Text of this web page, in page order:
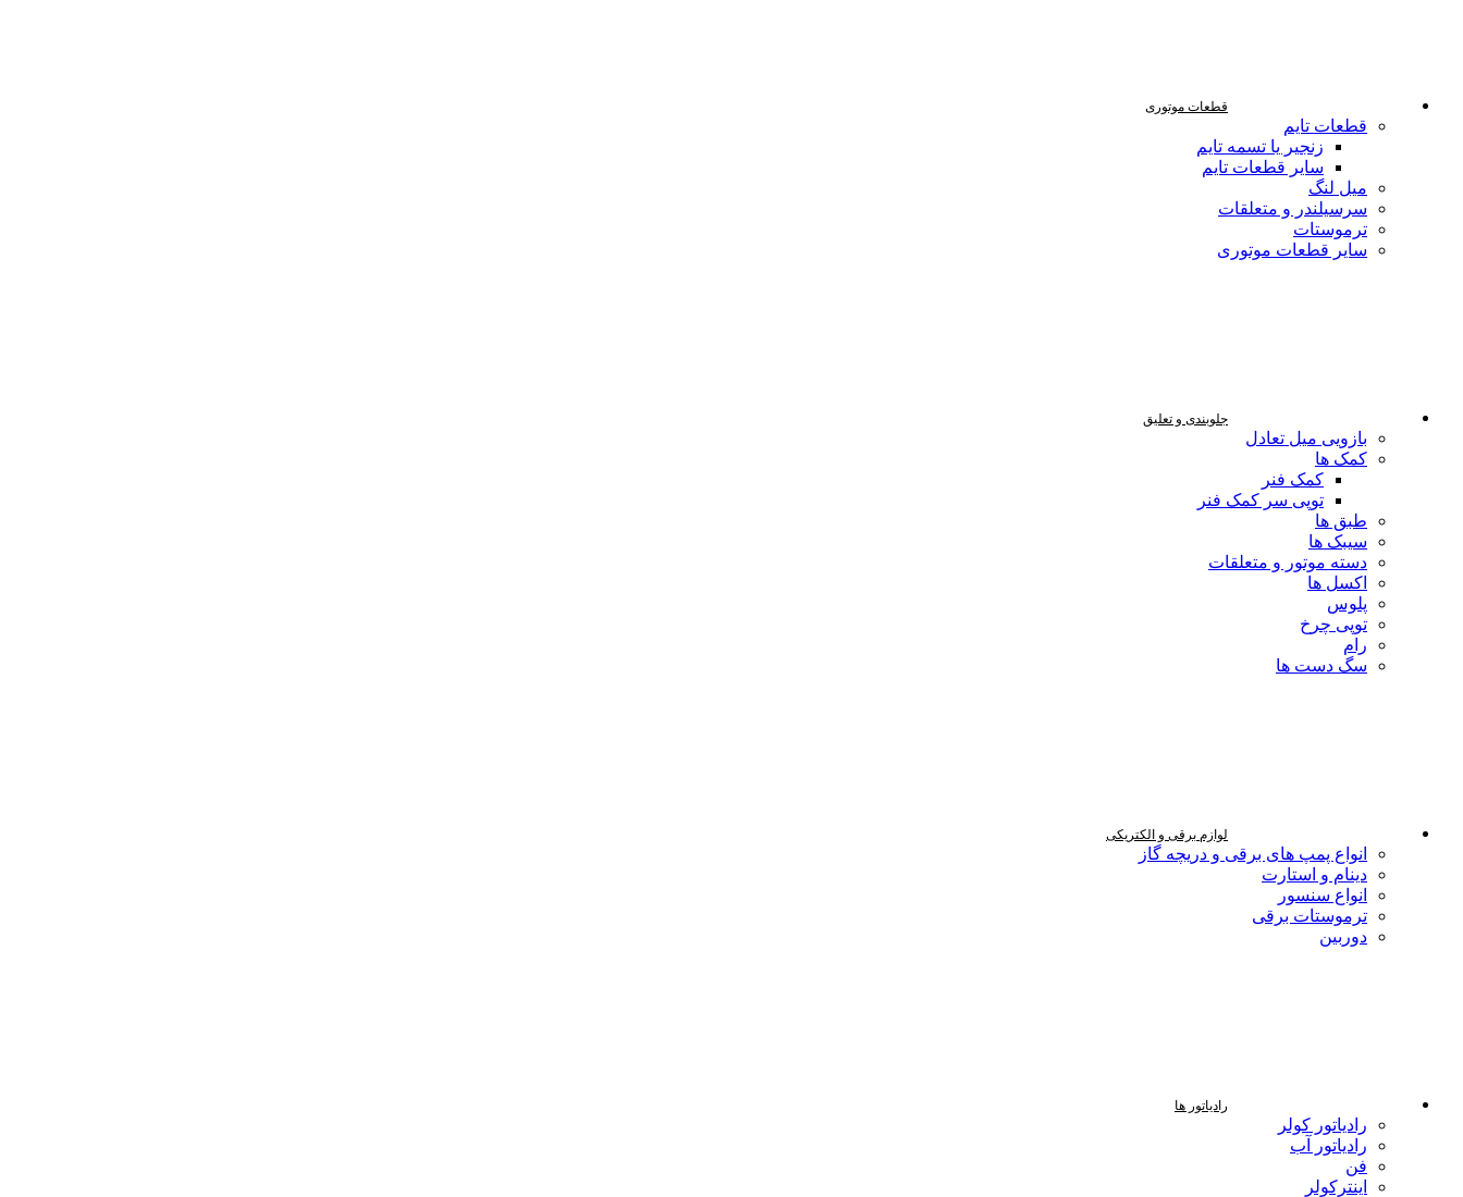
قطعات موتوری
قطعات تایم
زنجیر یا تسمه تایم
سایر قطعات تایم
میل لنگ
سرسیلندر و متعلقات
ترموستات
سایر قطعات موتوری
جلوبندی و تعلیق
بازویی میل تعادل
کمک ها
کمک فنر
توپی سر کمک فنر
طبق ها
سیبک ها
دسته موتور و متعلقات
اکسل ها
پلوس
توپی چرخ
رام
سگ دست ها
لوازم برقی و الکتریکی
انواع پمپ های برقی و دریچه گاز
دینام و استارت
انواع سنسور
ترموستات برقی
دوربین
رادیاتور ها
رادیاتور کولر
رادیاتور آب
فن
اینترکولر